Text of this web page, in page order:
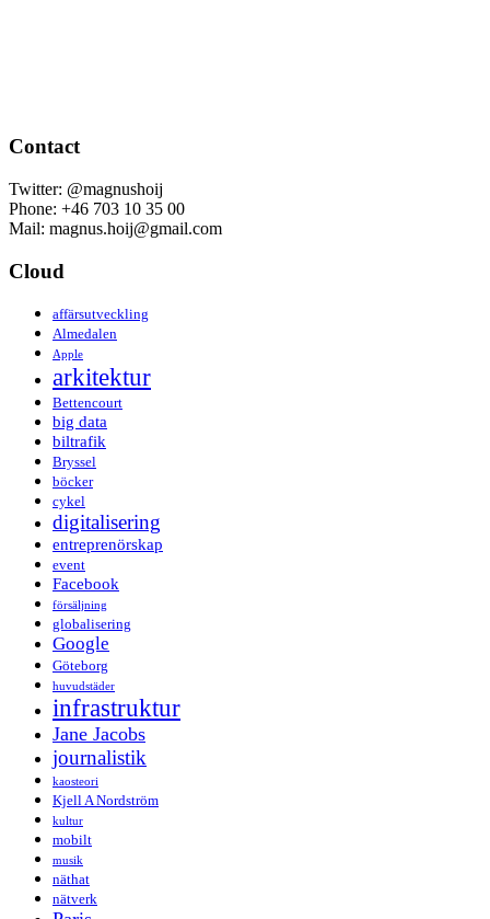
Contact
Twitter: @magnushoij
Phone: +46 703 10 35 00
Mail: magnus.hoij@gmail.com
Cloud
affärsutveckling
Almedalen
Apple
arkitektur
Bettencourt
big data
biltrafik
Bryssel
böcker
cykel
digitalisering
entreprenörskap
event
Facebook
försäljning
globalisering
Google
Göteborg
huvudstäder
infrastruktur
Jane Jacobs
journalistik
kaosteori
Kjell A Nordström
kultur
mobilt
musik
näthat
nätverk